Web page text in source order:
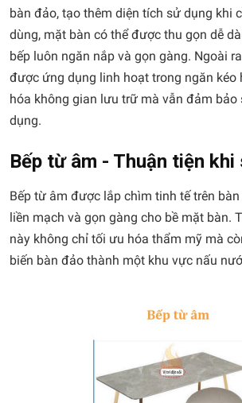
bàn đảo, tạo thêm diện tích sử dụng khi
dùng, mặt bàn có thể được thu gọn dễ
bếp luôn ngăn nắp và gọn gàng. Ngoài
được ứng dụng linh hoạt trong ngăn kéo
hóa không gian lưu trữ mà vẫn đảm
dụng.
Bếp từ âm - Thuận tiện khi
Bếp từ âm được lắp chìm tinh tế trên
liền mạch và gọn gàng cho bề mặt bàn.
này không chỉ tối ưu hóa thẩm mỹ mà
biến bàn đảo thành một khu vực nấu